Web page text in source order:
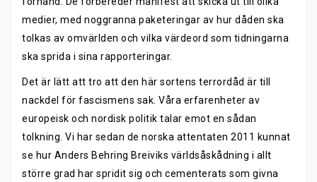
medier, med noggranna paketeringar av hur dåden ska
tolkas av omvärlden och vilka värdeord som tidningarna
ska sprida i sina rapporteringar.
Det är lätt att tro att den här sortens terrordåd är till
nackdel för fascismens sak. Våra erfarenheter av
europeisk och nordisk politik talar emot en sådan
tolkning. Vi har sedan de norska attentaten 2011 kunnat
se hur Anders Behring Breiviks världsåskådning i allt
större grad har spridit sig och cementerats som givna